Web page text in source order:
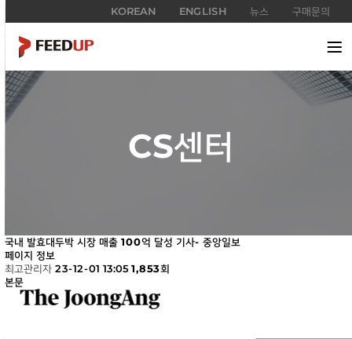
구매문의
뉴스
ENGLISH
KOREAN
CS센터
국내 발효대두박 시장 매출 100억 달성 기사- 중앙일보
페이지 정보
최고관리자 23-12-01 13:051,853회
본문